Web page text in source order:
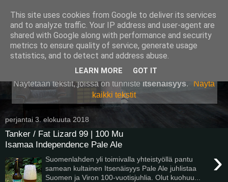
Pullollinen
Näytetään tekstit, joissa on tunniste itsenäisyys.
Näytä
kaikki tekstit
perjantai 3. elokuuta 2018
Tanker / Fat Lizard 99 | 100 Mu
Isamaa Independence Pale Ale
›
Suomenlahden yli toimivalla yhteistyöllä pantu
samean kultainen Itsenäisyys Pale Ale juhlistaa
Suomen ja Viron 100-vuotisjuhlia. Olut kuohuu...
This site uses cookies from Google to deliver its services
and to analyze traffic. Your IP address and user-agent are
shared with Google along with performance and security
metrics to ensure quality of service, generate usage
statistics, and to detect and address abuse.
LEARN MORE GOT IT